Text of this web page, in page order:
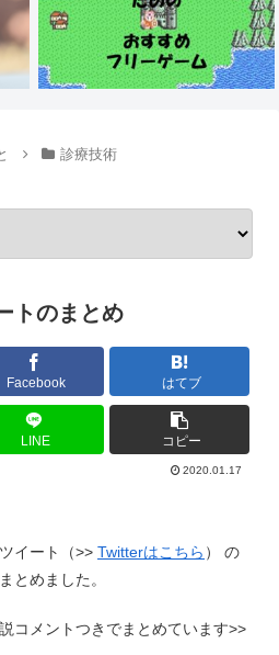
診療技術
トのまとめ
Facebook はてブ
LINE コピー
2020.01.17
イート（>> Twitterはこちら ） の
とめました。
コメントつきでまとめています>>